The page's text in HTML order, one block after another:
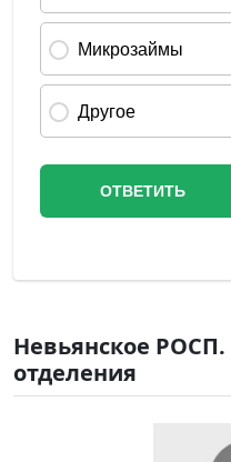
Невьянское РОСП.
отделения